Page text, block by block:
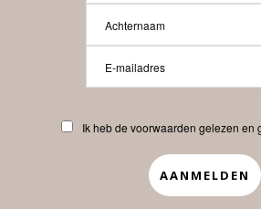
Beauty-
Abonneren Contact
APP
Ik heb de voorwaarden gelezen en